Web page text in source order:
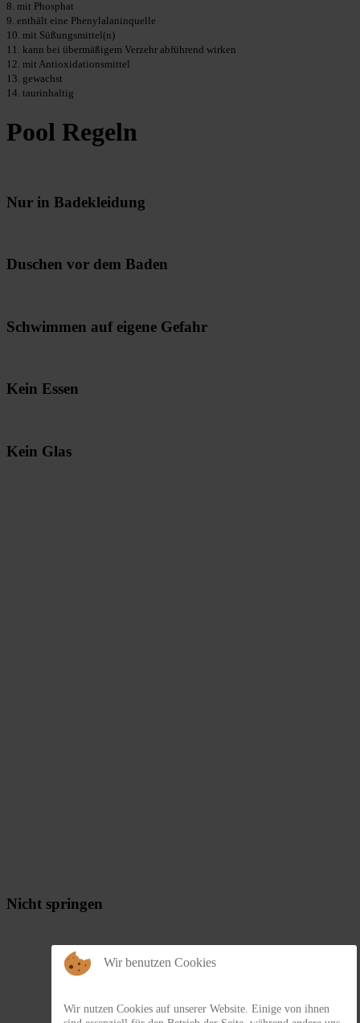
8. mit Phosphat
9. enthält eine Phenylalaninquelle
10. mit Süßungsmittel(n)
11. kann bei übermäßigem Verzehr abführend wirken
12. mit Antioxidationsmittel
13. gewachst
14. taurinhaltig
Pool Regeln
Nur in Badekleidung
Duschen vor dem Baden
Schwimmen auf eigene Gefahr
Kein Essen
Kein Glas
Nicht springen
Wir benutzen Cookies
Wir nutzen Cookies auf unserer Website. Einige von ihnen